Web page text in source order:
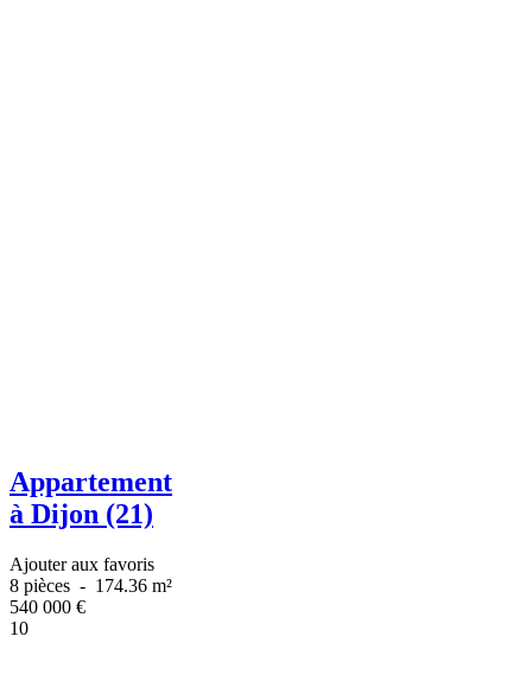
Appartement
à Dijon (21)
Ajouter aux favoris
8 pièces - 174.36 m²
540 000 €
10